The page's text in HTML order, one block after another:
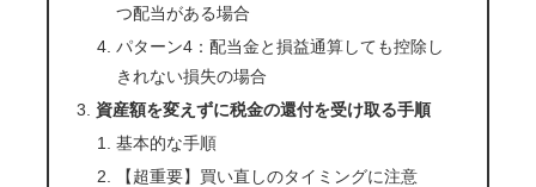
つ配当がある場合
パターン4：配当金と損益通算しても控除し
きれない損失の場合
資産額を変えずに税金の還付を受け取る手順
基本的な手順
【超重要】買い直しのタイミングに注意